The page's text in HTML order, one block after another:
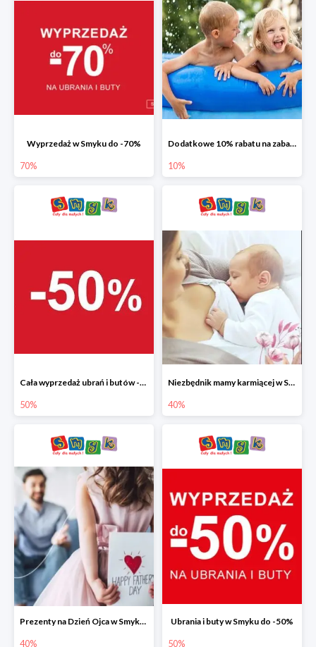
Wyprzedaż w Smyku do -70%
70%
Dodatkowe 10% rabatu na zabawki ogrodowe i baseny
10%
Cała wyprzedaż ubrań i butów -50%
50%
Niezbędnik mamy karmiącej w Smyku do -40%
40%
Prezenty na Dzień Ojca w Smyku do -40%
40%
Ubrania i buty w Smyku do -50%
50%